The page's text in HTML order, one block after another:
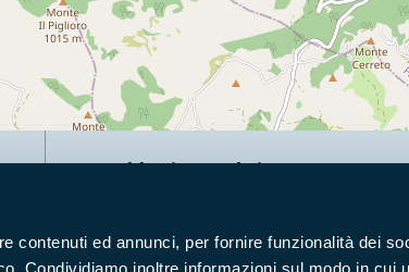
contenuti ed annunci, per fornire funzionalità dei
Naviga nel sito
Enti di gestione